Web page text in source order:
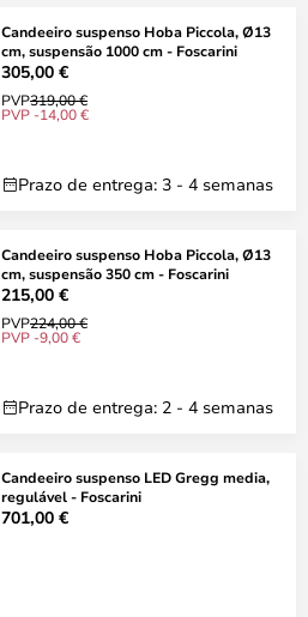
Candeeiro suspenso Hoba Piccola, Ø13
cm, suspensão 1000 cm - Foscarini
305,00 €
PVP319,00 €
PVP -14,00 €
Prazo de entrega: 3 - 4 semanas
Candeeiro suspenso Hoba Piccola, Ø13
cm, suspensão 350 cm - Foscarini
215,00 €
PVP224,00 €
PVP -9,00 €
Prazo de entrega: 2 - 4 semanas
Candeeiro suspenso LED Gregg media,
regulável - Foscarini
701,00 €